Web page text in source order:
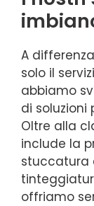
A
solo il
abbiamo
di soluzioni
Oltre alla
include la
stuccatura
offriamo